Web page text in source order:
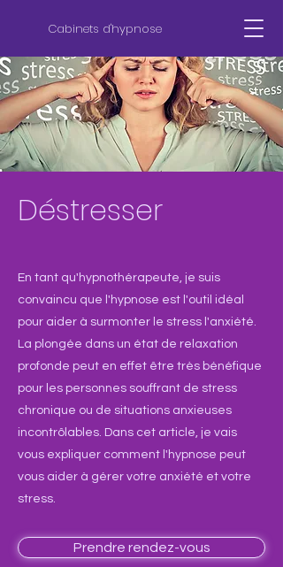
Cabinets d'hypnose
Déstresser
En tant qu'hypnothérapeute, je suis
convaincu que l'hypnose est l'outil idéal
pour aider à surmonter le stress l'anxiété.
La plongée dans un état de relaxation
profonde peut en effet être très bénéfique
pour les personnes souffrant de stress
chronique ou de situations anxieuses
incontrôlables. Dans cet article, je vais
vous expliquer comment l'hypnose peut
vous aider à gérer votre anxiété et votre
stress.
Prendre rendez-vous